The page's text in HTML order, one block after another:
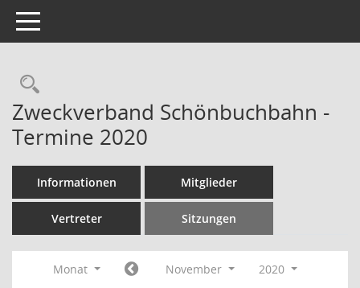
Toggle navigation
Rechercheauswahl
Zweckverband Schönbuchbahn -
Termine 2020
Informationen Mitglieder
Vertreter Sitzungen
Monat November
2020